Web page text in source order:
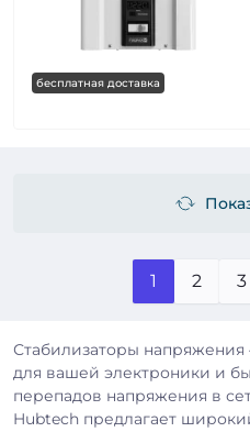
бесплатная доставка
1 2 3
Стабилизаторы напряжения
для вашей электроники и
перепадов напряжения в
Hubtech предлагает